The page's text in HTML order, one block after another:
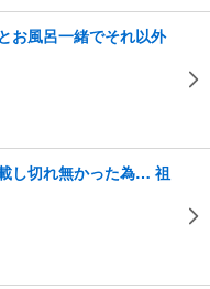
お風呂一緒でそれ以外
し切れ無かった為… 祖